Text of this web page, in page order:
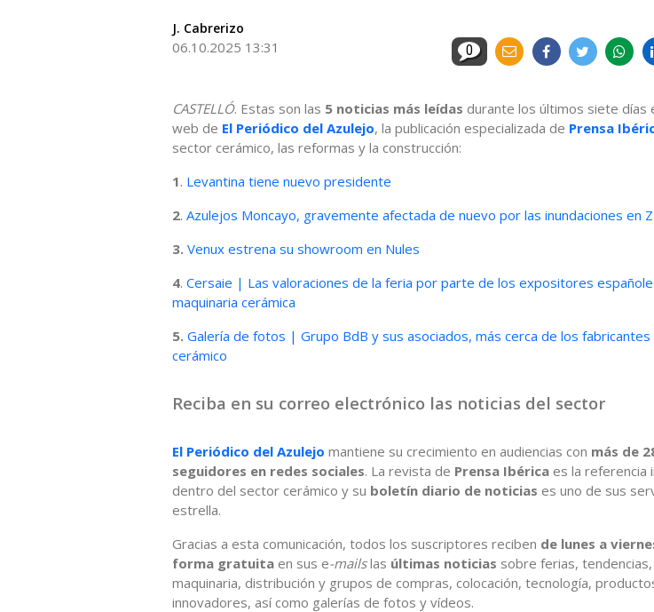
J. Cabrerizo
06.10.2025 13:31 0
CASTELLÓ. Estas son las 5 noticias más leídas durante los últimos siete días
web de El Periódico del Azulejo, la publicación especializada de Prensa
sector cerámico, las reformas y la construcción:
1. Levantina tiene nuevo presidente
2. Azulejos Moncayo, gravemente afectada de nuevo por las inundaciones en
3. Venux estrena su showroom en Nules
4. Cersaie | Las valoraciones de la feria por parte de los expositores
maquinaria cerámica
5. Galería de fotos | Grupo BdB y sus asociados, más cerca de los
cerámico
Reciba en su correo electrónico las noticias del sector
El Periódico del Azulejo mantiene su crecimiento en audiencias con más de
seguidores en redes sociales. La revista de Prensa Ibérica es la referencia
dentro del sector cerámico y su boletín diario de noticias es uno de sus
estrella.
Gracias a esta comunicación, todos los suscriptores reciben de lunes a
forma gratuita en sus e-mailslas últimas noticias sobre ferias,
maquinaria, distribución y grupos de compras, colocación, tecnología,
innovadores, así como galerías de fotos y vídeos.